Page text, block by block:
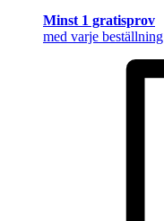
Minst 1 gratisprov
med varje beställning